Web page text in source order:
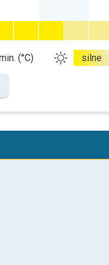
(°C) silne